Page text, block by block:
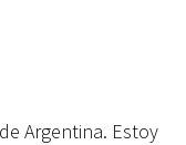
Argentina. Estoy